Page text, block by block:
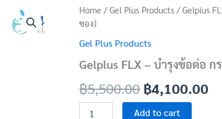
Home /Gel Plus Products / Gelplus
ซอง)
Gel Plus Products
Gelplus FLX – บำรุงข้อต่อ
฿5,500.00
Original
price
was:
฿5,500.00.
฿4,100.00
is:
Gelplus
FLX
บำรุง
ต่อ
ลด
อักเสบ
Add to cart